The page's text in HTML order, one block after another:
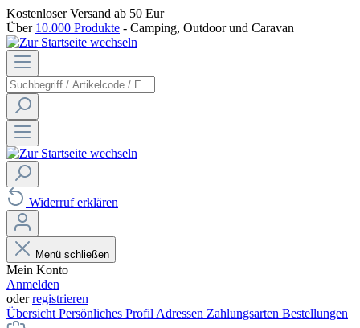
Kostenloser Versand ab 50 Eur
Über 10.000 Produkte - Camping, Outdoor und Caravan
Widerruf erklären
Menü schließen
Mein Konto
Anmelden
oderregistrieren
Übersicht Persönliches Profil Adressen Zahlungsarten Bestellungen